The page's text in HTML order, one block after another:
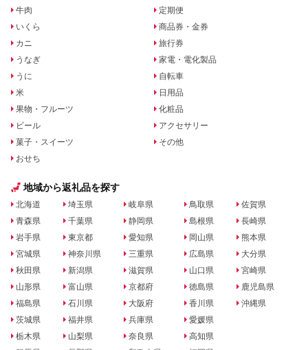
牛肉
いくら
カニ
うなぎ
うに
米
果物・フルーツ
ビール
菓子・スイーツ
おせち
定期便
商品券・金券
旅行券
家電・電化製品
自転車
日用品
化粧品
アクセサリー
その他
地域から返礼品を探す
北海道
青森県
岩手県
宮城県
秋田県
山形県
福島県
茨城県
栃木県
埼玉県
千葉県
東京都
神奈川県
新潟県
富山県
石川県
福井県
山梨県
岐阜県
静岡県
愛知県
三重県
滋賀県
京都府
大阪府
兵庫県
奈良県
鳥取県
島根県
岡山県
広島県
山口県
徳島県
香川県
愛媛県
高知県
佐賀県
長崎県
熊本県
大分県
宮崎県
鹿児島県
沖縄県